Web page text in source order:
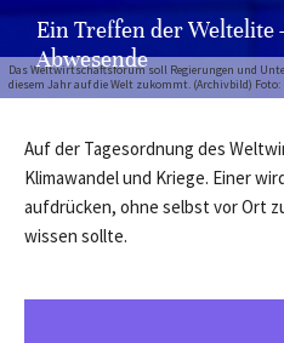
Das Weltwirtschaftsforum soll Regierungen und
diesem Jahr auf die Welt zukommt. (Archivbild) Foto:
Ein Treffen der Weltelite
Abwesende
Auf der Tagesordnung des
Klimawandel und Kriege. Einer
aufdrücken, ohne selbst vor Ort
wissen sollte.